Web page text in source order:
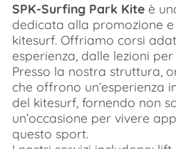
SPK-Surfing Park Kite è
dedicata alla promozione e
kitesurf. Offriamo corsi
esperienza, dalle lezioni
Presso la nostra struttura,
che offrono un’esperienza
del kitesurf, fornendo non
un’occasione per vivere
questo sport.